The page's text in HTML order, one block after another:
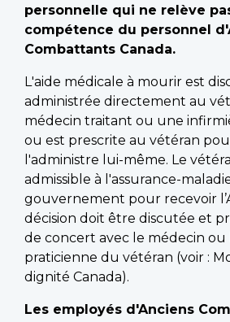
personnelle qui ne relève
compétence du personnel
Combattants Canada.
L'aide médicale à mourir est
administrée directement au
médecin traitant ou une
ou est prescrite au vétéran
l'administre lui-même. Le
admissible à l'assurance-
gouvernement pour recevoir
décision doit être discutée et
de concert avec le médecin
praticienne du vétéran (voir :
dignité Canada).
Les employés d'Anciens